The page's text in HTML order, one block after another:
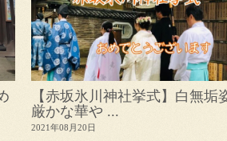
【赤坂氷川神社挙式】白無垢
厳かな華や ...
2021年08月20日